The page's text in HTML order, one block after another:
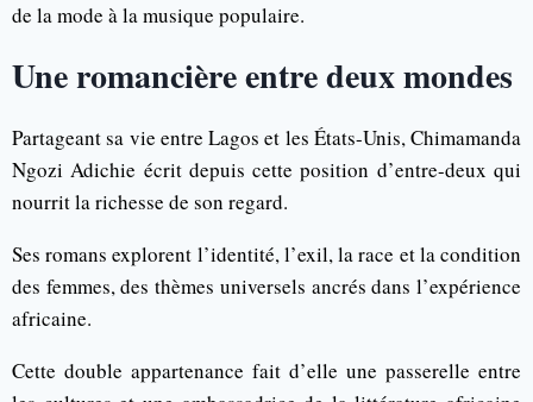
de la mode à la musique populaire.
Une romancière entre deux mondes
Partageant sa vie entre Lagos et les États-Unis, Chimamanda
Ngozi Adichie écrit depuis cette position d’entre-deux qui
nourrit la richesse de son regard.
Ses romans explorent l’identité, l’exil, la race et la condition
des femmes, des thèmes universels ancrés dans l’expérience
africaine.
Cette double appartenance fait d’elle une passerelle entre